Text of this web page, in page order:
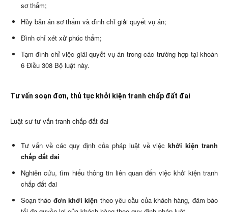
sơ thẩm;
Hủy bản án sơ thẩm và đình chỉ giải quyết vụ án;
Đình chỉ xét xử phúc thẩm;
Tạm đình chỉ việc giải quyết vụ án trong các trường hợp tại khoản
6 Điều 308 Bộ luật này.
Tư vấn soạn đơn, thủ tục khởi kiện tranh chấp đất đai
Luật sư tư vấn tranh chấp đất đai
Tư vấn về các quy định của pháp luật về việckhởi kiện tranh
chấp đất đai
Nghiên cứu, tìm hiểu thông tin liên quan đến việc khởi kiện tranh
chấp đất đai
Soạn thảo đơn khởi kiện theo yêu cầu của khách hàng, đảm bảo